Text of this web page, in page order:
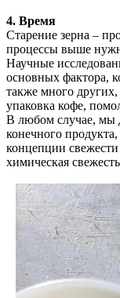
4. Время
Старение зерна –
процессы выше
Научные
основных фактора,
также много
упаковка кофе,
В любом случае, мы
конечного
концепции
химическая